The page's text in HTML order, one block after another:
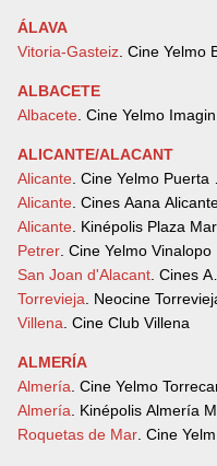
ÁLAVA
Vitoria-Gasteiz . Cine Yelmo
ALBACETE
Albacete . Cine Yelmo
ALICANTE/ALACANT
Alicante . Cine Yelmo Puerta
Alicante . Cines Aana
Alicante . Kinépolis Plaza
Petrer . Cine Yelmo Vinalopo
San Joan d'Alacant . Cines
Torrevieja . Neocine
Villena . Cine Club Villena
ALMERÍA
Almería . Cine Yelmo
Almería . Kinépolis Almería
Roquetas de Mar . Cine